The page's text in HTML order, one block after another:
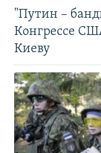
"Путин –
Конгрессе
Киеву